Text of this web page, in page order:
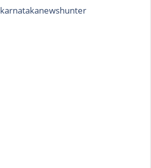
karnatakanewshunter